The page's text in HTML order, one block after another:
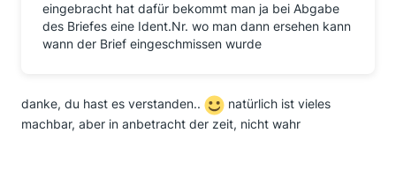
eingebracht hat dafür bekommt man ja bei Abgabe
des Briefes eine Ident.Nr. wo man dann ersehen kann
wann der Brief eingeschmissen wurde
danke, du hast es verstanden..
natürlich ist vieles
machbar, aber in anbetracht der zeit, nicht wahr